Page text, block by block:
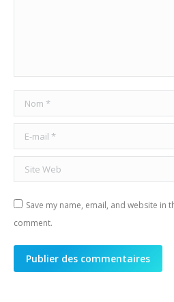
Nom *
E-mail *
Site Web
Save my name, email, and website in
comment.
Publier des commentaires